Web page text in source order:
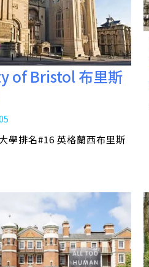
of Bristol 布里斯
學排名#16 英格蘭西布里斯